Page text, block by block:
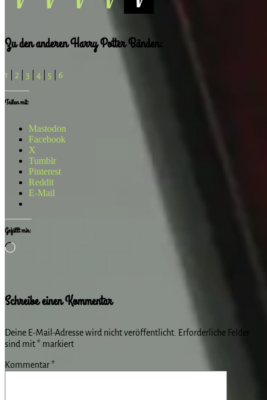
Zu den anderen Harry Potter Bänden:
1 2 3 4 5 6
Teilen mit:
Mastodon
Facebook
X
Tumblr
Pinterest
Reddit
E-Mail
Gefällt mir:
Wird
Schreibe einen Kommentar
Deine E-Mail-Adresse wird nicht veröffentlicht. Erforderliche Felder
sind mit* markiert
Kommentar*